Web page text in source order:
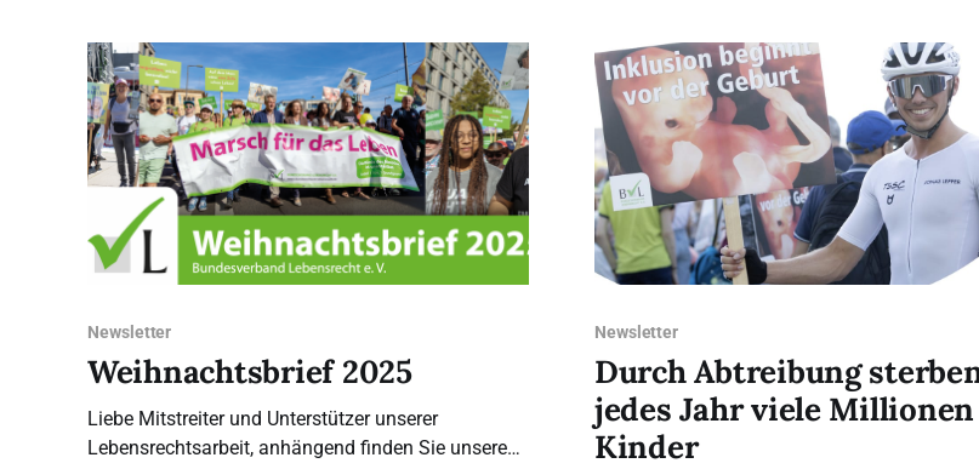
Beziehungen und Einsamkeit zu
Newsletter
Weihnachtsbrief 2025
Liebe Mitstreiter und Unterstützer unserer
Lebensrechtsarbeit, anhängend finden Sie unseren
Newsletter
Durch Abtreibung
jedes Jahr viele Millionen
Kinder